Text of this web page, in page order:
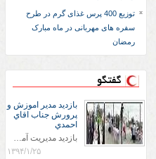
توزیع 400 پرس غذای گرم در طرح
سفره های مهربانی در ماه مبارک
رمضان
گفتگو
بازديد مدير اموزش و
پرورش جناب اقاي
احمدي
بازديد مديريت آموزش و پروش جناب اقاي احمدي به همراه اعضاي ستاد اسكان آموزش و پروش شهرستان سرخس در ساعت 11:30 در مورخه 11/1/1394 صورت گرفت و مسئولین با حضور در پست مسافرين نوروزی كه جمعیت هلال احمر شهرستان از نزدیک در جریان روند اجرای طرح های قرار گرفتند .
۱۳۹۴/۱/۲۵